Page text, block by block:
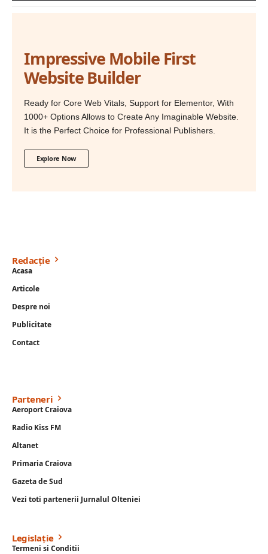
Impressive Mobile First
Website Builder
Ready for Core Web Vitals, Support for Elementor, With
1000+ Options Allows to Create Any Imaginable Website.
It is the Perfect Choice for Professional Publishers.
Explore Now
Redacție
Acasa
Articole
Despre noi
Publicitate
Contact
Parteneri
Aeroport Craiova
Radio Kiss FM
Altanet
Primaria Craiova
Gazeta de Sud
Vezi toti partenerii Jurnalul Olteniei
Legislație
Termeni si Conditii